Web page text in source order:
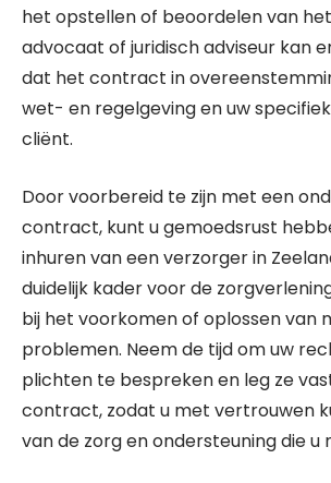
het opstellen of beoordelen van
advocaat of juridisch adviseur kan
dat het contract in
wet- en regelgeving en uw
cliënt.
Door voorbereid te zijn met een
contract, kunt u gemoedsrust
inhuren van een verzorger in
duidelijk kader voor de
bij het voorkomen of oplossen van
problemen. Neem de tijd om uw
plichten te bespreken en leg ze
contract, zodat u met vertrouwen
van de zorg en ondersteuning die u